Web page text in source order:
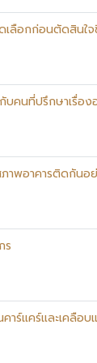
เลือกก่อนตัดสินใจ
บคนที่ปรึกษาเรื่อ
าพอาคารติดกันอ
ร
าร์แคร์และเคลือบ